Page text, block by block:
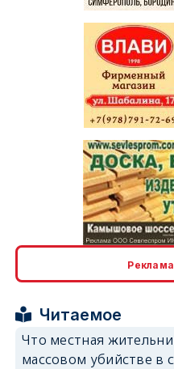
Читаемое
Что местная
массовом убийстве в